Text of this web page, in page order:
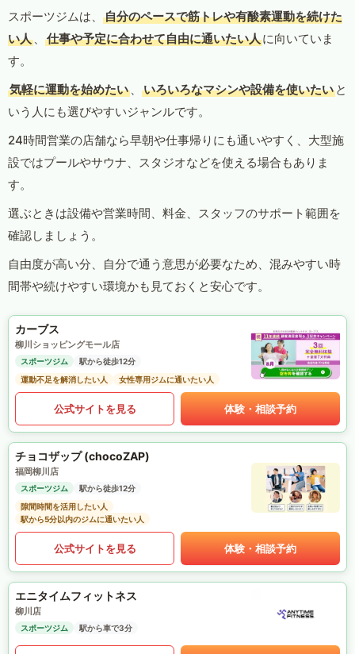
スポーツジムは、
自分のペースで筋トレや有酸素運動を続けた
い人 、 仕事や予定に合わせて自由に通いたい人に向いていま
す。
気軽に運動を始めたい 、 いろいろなマシンや設備を使いたい と
いう人にも選びやすいジャンルです。
24時間営業の店舗なら早朝や仕事帰りにも通いやすく、大型施
設ではプールやサウナ、スタジオなどを使える場合もありま
す。
選ぶときは設備や営業時間、料金、スタッフのサポート範囲を
確認しましょう。
自由度が高い分、自分で通う意思が必要なため、混みやすい時
間帯や続けやすい環境かも見ておくと安心です。
カーブス
柳川ショッピングモール店
スポーツジム
駅から徒歩12分
運動不足を解消したい人
女性専用ジムに通いたい人
公式サイトを見る 体験・相談予約
チョコザップ (chocoZAP)
福岡柳川店
スポーツジム
駅から徒歩12分
隙間時間を活用したい人
駅から5分以内のジムに通いたい人
公式サイトを見る 体験・相談予約
エニタイムフィットネス
柳川店
スポーツジム 駅から車で3分